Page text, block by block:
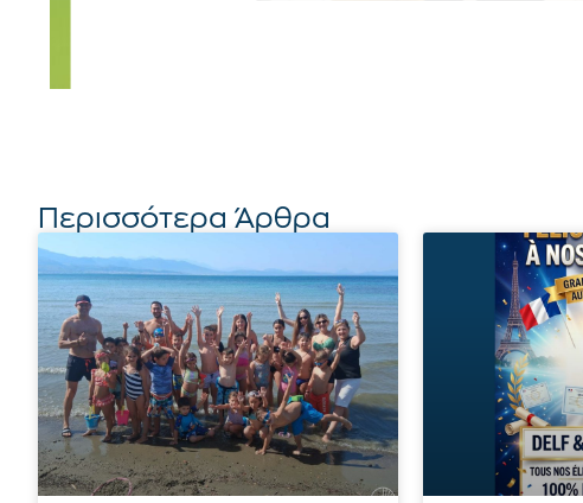
Περισσότερα Άρθρα